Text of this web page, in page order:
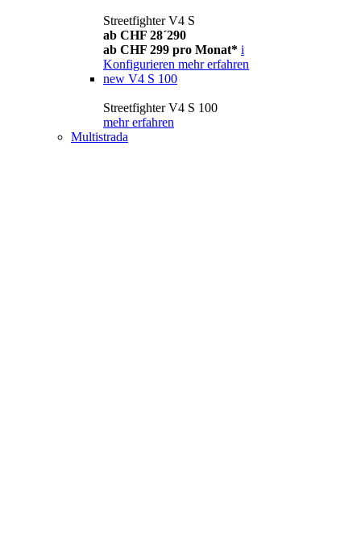
Streetfighter V4 S
ab CHF 28´290
ab CHF 299 pro Monat* i
Konfigurieren mehr erfahren
new V4 S 100
Streetfighter V4 S 100
mehr erfahren
Multistrada